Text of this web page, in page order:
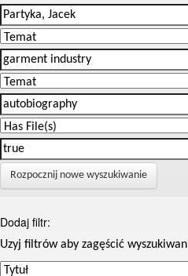
Rozpocznij nowe wyszukiwanie
Dodaj filtr:
Uzyj filtrów aby zagęścić